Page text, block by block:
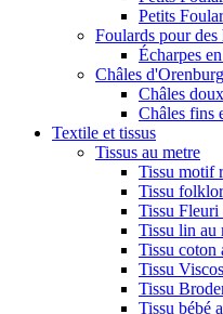
Petits
Foulards pour des
Écharpes
Châles d'Orenburg
Châles
Châles fins
Textile et tissus
Tissus au metre
Tissu motif
Tissu
Tissu Fleuri
Tissu lin au
Tissu coton
Tissu
Tissu
Tissu bébé